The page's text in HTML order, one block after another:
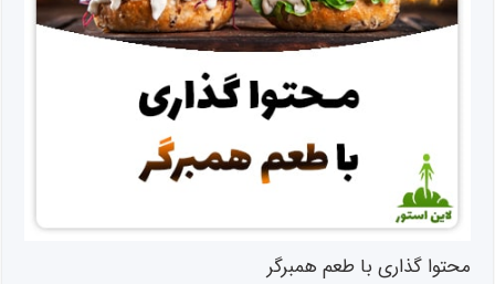
محتوا گذاری با طعم همبرگر